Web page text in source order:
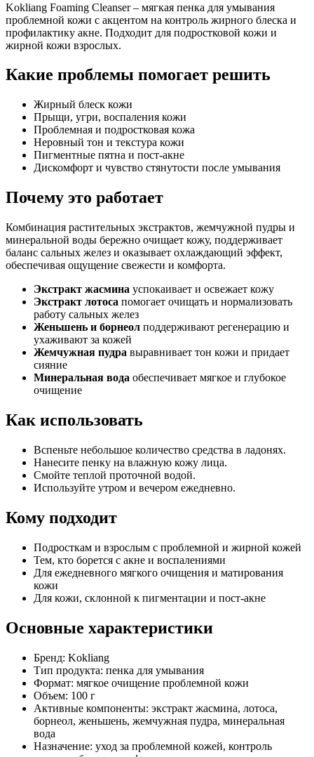
Kokliang Foaming Cleanser – мягкая пенка для умывания
проблемной кожи с акцентом на контроль жирного блеска и
профилактику акне. Подходит для подростковой кожи и
жирной кожи взрослых.
Какие проблемы помогает решить
Жирный блеск кожи
Прыщи, угри, воспаления кожи
Проблемная и подростковая кожа
Неровный тон и текстура кожи
Пигментные пятна и пост-акне
Дискомфорт и чувство стянутости после умывания
Почему это работает
Комбинация растительных экстрактов, жемчужной пудры и
минеральной воды бережно очищает кожу, поддерживает
баланс сальных желез и оказывает охлаждающий эффект,
обеспечивая ощущение свежести и комфорта.
Экстракт жасмина успокаивает и освежает кожу
Экстракт лотоса помогает очищать и нормализовать
работу сальных желез
Женьшень и борнеол поддерживают регенерацию и
ухаживают за кожей
Жемчужная пудра выравнивает тон кожи и придает
сияние
Минеральная вода обеспечивает мягкое и глубокое
очищение
Как использовать
Вспеньте небольшое количество средства в ладонях.
Нанесите пенку на влажную кожу лица.
Смойте теплой проточной водой.
Используйте утром и вечером ежедневно.
Кому подходит
Подросткам и взрослым с проблемной и жирной кожей
Тем, кто борется с акне и воспалениями
Для ежедневного мягкого очищения и матирования
кожи
Для кожи, склонной к пигментации и пост-акне
Основные характеристики
Бренд: Kokliang
Тип продукта: пенка для умывания
Формат: мягкое очищение проблемной кожи
Объем: 100 г
Активные компоненты: экстракт жасмина, лотоса,
борнеол, женьшень, жемчужная пудра, минеральная
вода
Назначение: уход за проблемной кожей, контроль